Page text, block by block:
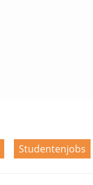
Studentenjobs